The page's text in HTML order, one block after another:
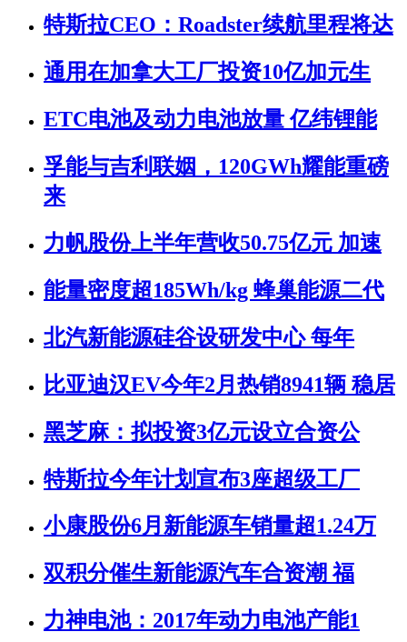
特斯拉CEO：Roadster续航里程将达
通用在加拿大工厂投资10亿加元生
ETC电池及动力电池放量 亿纬锂能
孚能与吉利联姻，120GWh耀能重磅
来
力帆股份上半年营收50.75亿元 加速
能量密度超185Wh/kg 蜂巢能源二代
北汽新能源硅谷设研发中心 每年
比亚迪汉EV今年2月热销8941辆 稳居
黑芝麻：拟投资3亿元设立合资公
特斯拉今年计划宣布3座超级工厂
小康股份6月新能源车销量超1.24万
双积分催生新能源汽车合资潮 福
力神电池：2017年动力电池产能1